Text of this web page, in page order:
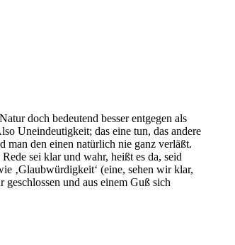
doch bedeutend besser entgegen als
Uneindeutigkeit; das eine tun, das andere
man den einen natürlich nie ganz verläßt.
sei klar und wahr, heißt es da, seid
‚Glaubwürdigkeit‘ (eine, sehen wir klar,
und aus einem Guß sich